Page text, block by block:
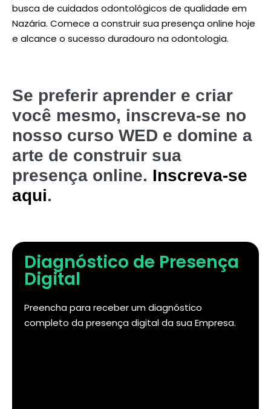
busca de cuidados odontológicos de qualidade em
Nazária. Comece a construir sua presença online hoje
e alcance o sucesso duradouro na odontologia.
Se preferir aprender e criar
você mesmo, inscreva-se no
nosso curso WED e domine a
arte de construir sua
presença online. Inscreva-se
aqui.
Diagnóstico de Presença
Digital
Preencha para receber um diagnóstico
completo da presença digital da sua Empresa.